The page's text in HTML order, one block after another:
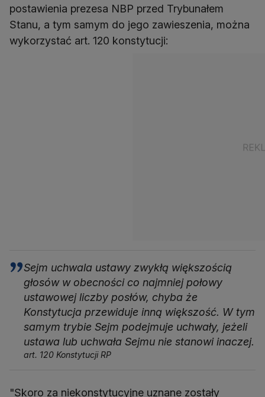
postawienia prezesa NBP przed Trybunałem
Stanu, a tym samym do jego zawieszenia, można
wykorzystać art. 120 konstytucji:
Sejm uchwala ustawy zwykłą większością
głosów w obecności co najmniej połowy
ustawowej liczby posłów, chyba że
Konstytucja przewiduje inną większość. W tym
samym trybie Sejm podejmuje uchwały, jeżeli
ustawa lub uchwała Sejmu nie stanowi inaczej.
art. 120 Konstytucji RP
"Skoro za niekonstytucyjne uznane zostały